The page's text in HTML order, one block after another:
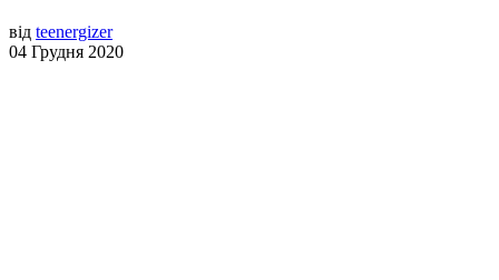
від teenergizer
04 Грудня 2020